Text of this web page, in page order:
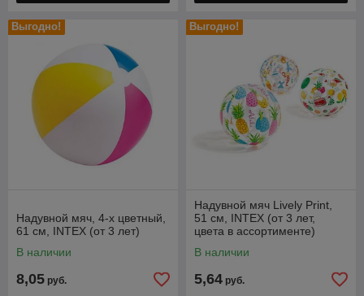
Выгодно!
Надувной мяч, 4-х цветный,
61 см, INTEX (от 3 лет)
В наличии
8,05 руб.
Выгодно!
Надувной мяч Lively Print,
51 см, INTEX (от 3 лет,
цвета в ассортименте)
В наличии
5,64 руб.